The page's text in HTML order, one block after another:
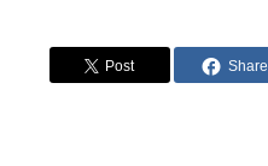
Post Share